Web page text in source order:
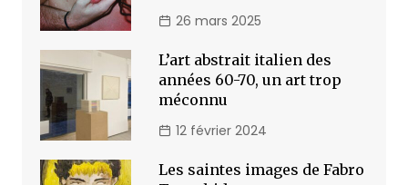
26 mars 2025
L’art abstrait italien des
années 60-70, un art trop
méconnu
12 février 2024
Les saintes images de Fabro